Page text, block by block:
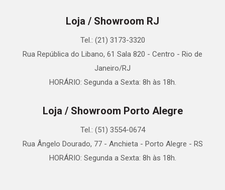
Loja / Showroom RJ
Tel.: (21) 3173-3320
Rua República do Libano, 61 Sala 820 - Centro - Rio de
Janeiro/RJ
HORÁRIO: Segunda a Sexta: 8h às 18h.
Loja / Showroom Porto Alegre
Tel.: (51) 3554-0674
Rua Ângelo Dourado, 77 - Anchieta - Porto Alegre - RS
HORÁRIO: Segunda a Sexta: 8h às 18h.